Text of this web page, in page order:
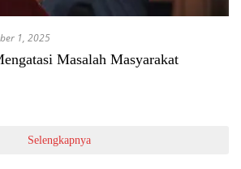
1, 2025
Masalah Masyarakat
Selengkapnya